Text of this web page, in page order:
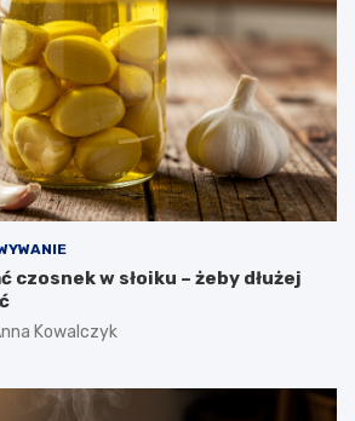
czosnek w słoiku – żeby dłużej
Kowalczyk